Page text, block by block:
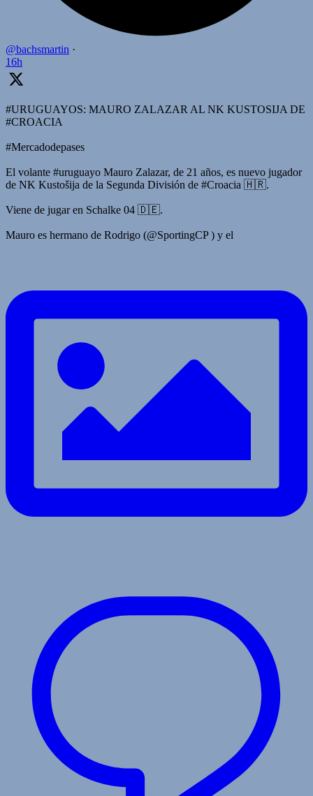
@bachsmartin ·
16h
#URUGUAYOS: MAURO ZALAZAR AL NK KUSTOSIJA DE
#CROACIA
#Mercadodepases
El volante #uruguayo Mauro Zalazar, de 21 años, es nuevo jugador
de NK Kustošija de la Segunda División de #Croacia 🇭🇷.
Viene de jugar en Schalke 04 🇩🇪.
Mauro es hermano de Rodrigo (@SportingCP ) y el